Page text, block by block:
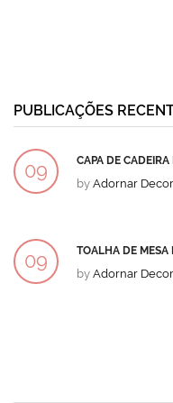
PUBLICAÇÕES
09 CAPA DE CADEIRA
by Adornar
09 TOALHA DE MESA
by Adornar